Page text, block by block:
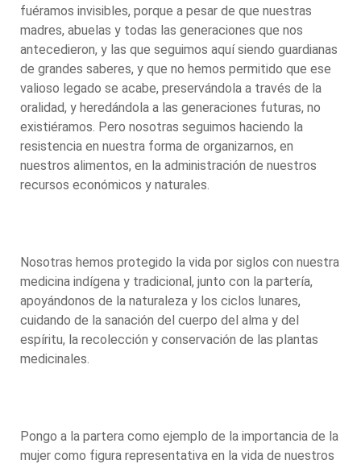
fuéramos invisibles, porque a pesar de que nuestras
madres, abuelas y todas las generaciones que nos
antecedieron, y las que seguimos aquí siendo guardianas
de grandes saberes, y que no hemos permitido que ese
valioso legado se acabe, preservándola a través de la
oralidad, y heredándola a las generaciones futuras, no
existiéramos. Pero nosotras seguimos haciendo la
resistencia en nuestra forma de organizarnos, en
nuestros alimentos, en la administración de nuestros
recursos económicos y naturales.
Nosotras hemos protegido la vida por siglos con nuestra
medicina indígena y tradicional, junto con la partería,
apoyándonos de la naturaleza y los ciclos lunares,
cuidando de la sanación del cuerpo del alma y del
espíritu, la recolección y conservación de las plantas
medicinales.
Pongo a la partera como ejemplo de la importancia de la
mujer como figura representativa en la vida de nuestros